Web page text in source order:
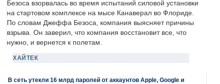
Безоса взорвалась во время испытаний силовой установки
на стартовом комплексе на мысе Канаверал во Флориде.
По словам Джеффа Безоса, компания выясняет причины
взрыва. Он заверил, что компания восстановит все, что
нужно, и вернется к полетам.
ХАЙТЕК
В сеть утекли 16 млрд паролей от аккаунтов Apple, Google и